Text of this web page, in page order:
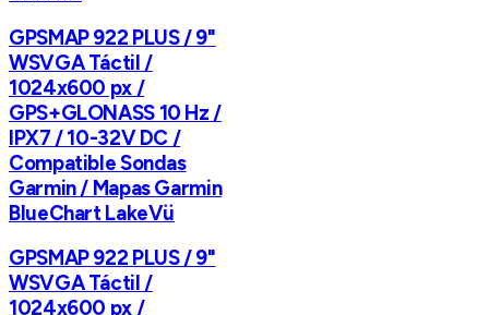
GPSMAP 922 PLUS / 9"
WSVGA Táctil /
1024x600 px /
GPS+GLONASS 10 Hz /
IPX7 / 10-32V DC /
Compatible Sondas
Garmin / Mapas Garmin
BlueChart LakeVü
GPSMAP 922 PLUS / 9"
WSVGA Táctil /
1024x600 px /